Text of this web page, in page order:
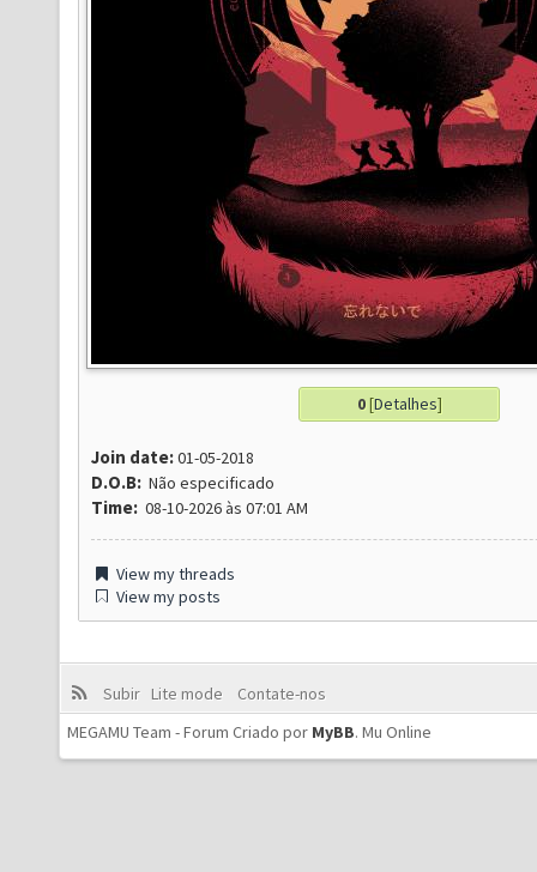
0[Detalhes]
Join date:01-05-2018
D.O.B: Não especificado
Time: 08-10-2026 às 07:01 AM
View my threads
View my posts
Subir Lite mode
Contate-nos
MEGAMU Team - Forum Criado por MyBB. Mu Online